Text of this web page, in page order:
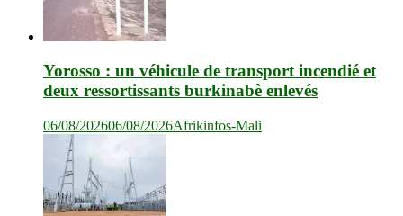
Yorosso : un véhicule de transport incendié et
deux ressortissants burkinabè enlevés
06/08/202606/08/2026Afrikinfos-Mali